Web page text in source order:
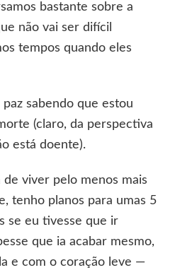
bastante sobre a
não vai ser difícil
tempos quando eles
sabendo que estou
(claro, da perspectiva
está doente).
viver pelo menos mais
tenho planos para umas 5
se eu tivesse que ir
que ia acabar mesmo,
e com o coração leve —